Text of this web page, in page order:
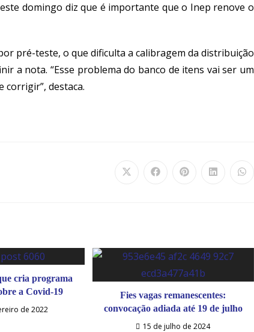
domingo diz que é importante que o Inep renove o
pré-teste, o que dificulta a calibragem da distribuição
a nota. “Esse problema do banco de itens vai ser um
corrigir”, destaca.
cria programa
a Covid-19
de 2022
Fies vagas remanescentes:
convocação adiada até 19 de julho
15 de julho de 2024